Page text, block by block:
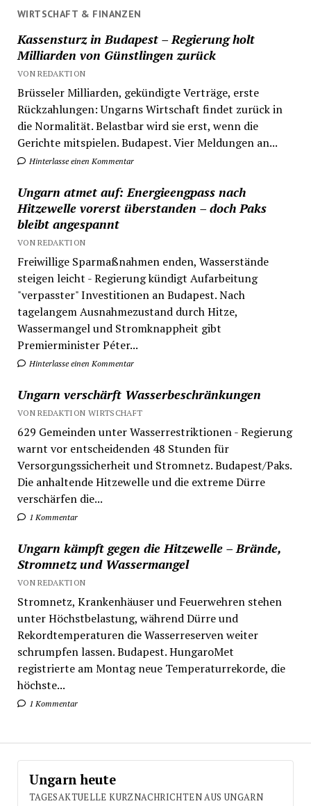
WIRTSCHAFT & FINANZEN
Kassensturz in Budapest – Regierung holt
Milliarden von Günstlingen zurück
VON REDAKTION
Brüsseler Milliarden, gekündigte Verträge, erste
Rückzahlungen: Ungarns Wirtschaft findet zurück in
die Normalität. Belastbar wird sie erst, wenn die
Gerichte mitspielen. Budapest. Vier Meldungen an...
Hinterlasse einen Kommentar
Ungarn atmet auf: Energieengpass nach
Hitzewelle vorerst überstanden – doch Paks
bleibt angespannt
VON REDAKTION
Freiwillige Sparmaßnahmen enden, Wasserstände
steigen leicht - Regierung kündigt Aufarbeitung
"verpasster" Investitionen an Budapest. Nach
tagelangem Ausnahmezustand durch Hitze,
Wassermangel und Stromknappheit gibt
Premierminister Péter...
Hinterlasse einen Kommentar
Ungarn verschärft Wasserbeschränkungen
VON REDAKTION WIRTSCHAFT
629 Gemeinden unter Wasserrestriktionen - Regierung
warnt vor entscheidenden 48 Stunden für
Versorgungssicherheit und Stromnetz. Budapest/Paks.
Die anhaltende Hitzewelle und die extreme Dürre
verschärfen die...
1 Kommentar
Ungarn kämpft gegen die Hitzewelle – Brände,
Stromnetz und Wassermangel
VON REDAKTION
Stromnetz, Krankenhäuser und Feuerwehren stehen
unter Höchstbelastung, während Dürre und
Rekordtemperaturen die Wasserreserven weiter
schrumpfen lassen. Budapest. HungaroMet
registrierte am Montag neue Temperaturrekorde, die
höchste...
1 Kommentar
Ungarn heute
TAGESAKTUELLE KURZNACHRICHTEN AUS UNGARN